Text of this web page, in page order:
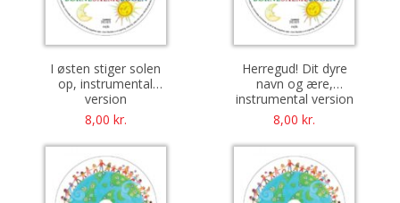
I østen stiger solen
op, instrumental
version
8,00 kr.
Herregud! Dit dyre
navn og ære,
instrumental version
8,00kr.